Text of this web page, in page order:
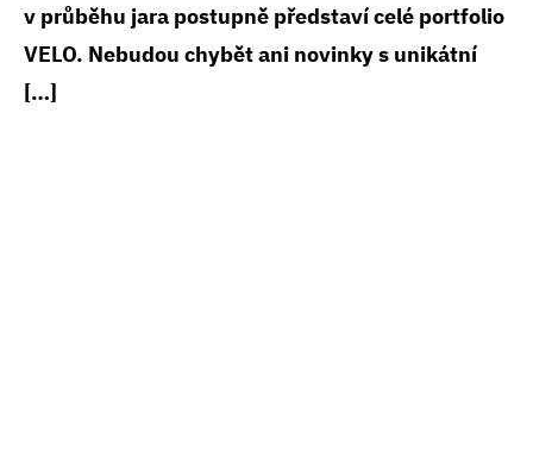
v průběhu jara postupně představí celé portfolio
VELO. Nebudou chybět ani novinky s unikátní
[…]